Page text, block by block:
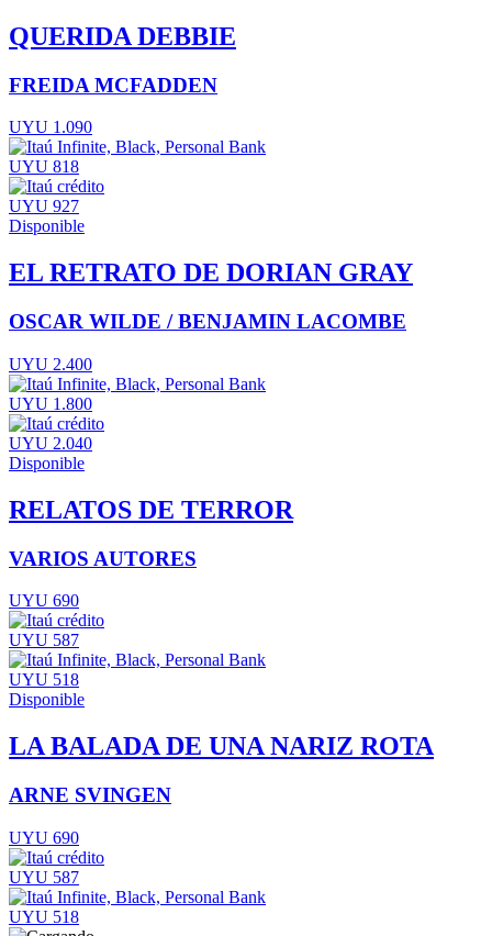
QUERIDA DEBBIE
FREIDA MCFADDEN
UYU 1.090
UYU 818
UYU 927
Disponible
EL RETRATO DE DORIAN GRAY
OSCAR WILDE / BENJAMIN LACOMBE
UYU 2.400
UYU 1.800
UYU 2.040
Disponible
RELATOS DE TERROR
VARIOS AUTORES
UYU 690
UYU 587
UYU 518
Disponible
LA BALADA DE UNA NARIZ ROTA
ARNE SVINGEN
UYU 690
UYU 587
UYU 518